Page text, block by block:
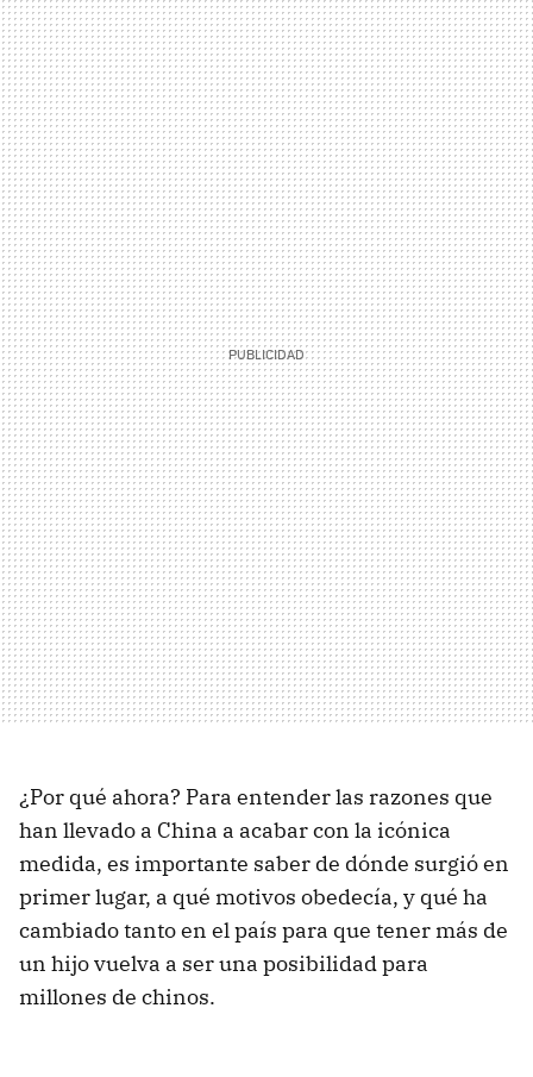
¿Por qué ahora? Para entender las razones que
han llevado a China a acabar con la icónica
medida, es importante saber de dónde surgió en
primer lugar, a qué motivos obedecía, y qué ha
cambiado tanto en el país para que tener más de
un hijo vuelva a ser una posibilidad para
millones de chinos.